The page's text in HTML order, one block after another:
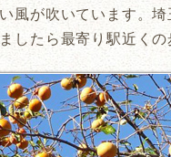
風が吹いています。
したら最寄り駅近く